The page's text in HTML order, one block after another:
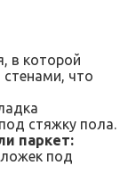
в которой
стенами, что
стяжку пола.
паркет:
под